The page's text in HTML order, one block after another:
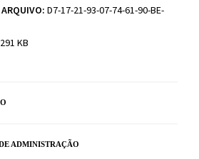
D7-17-21-93-07-74-61-90-BE-
KB
ADMINISTRAÇÃO